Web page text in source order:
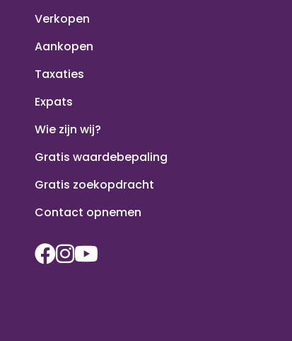
Verkopen
Aankopen
Taxaties
Expats
Wie zijn wij?
Gratis waardebepaling
Gratis zoekopdracht
Contact opnemen